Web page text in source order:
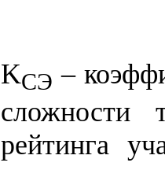
KСЭ –
сложности
рейтинга